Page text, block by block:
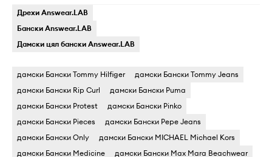
Дрехи Answear.LAB
Бански Answear.LAB
Дамски цял бански Answear.LAB
дамски Бански Tommy Hilfiger
дамски Бански Tommy Jeans
дамски Бански Rip Curl
дамски Бански Puma
дамски Бански Protest
дамски Бански Pinko
дамски Бански Pieces
дамски Бански Pepe Jeans
дамски Бански Only
дамски Бански MICHAEL Michael Kors
дамски Бански Medicine
дамски Бански Max Mara Beachwear